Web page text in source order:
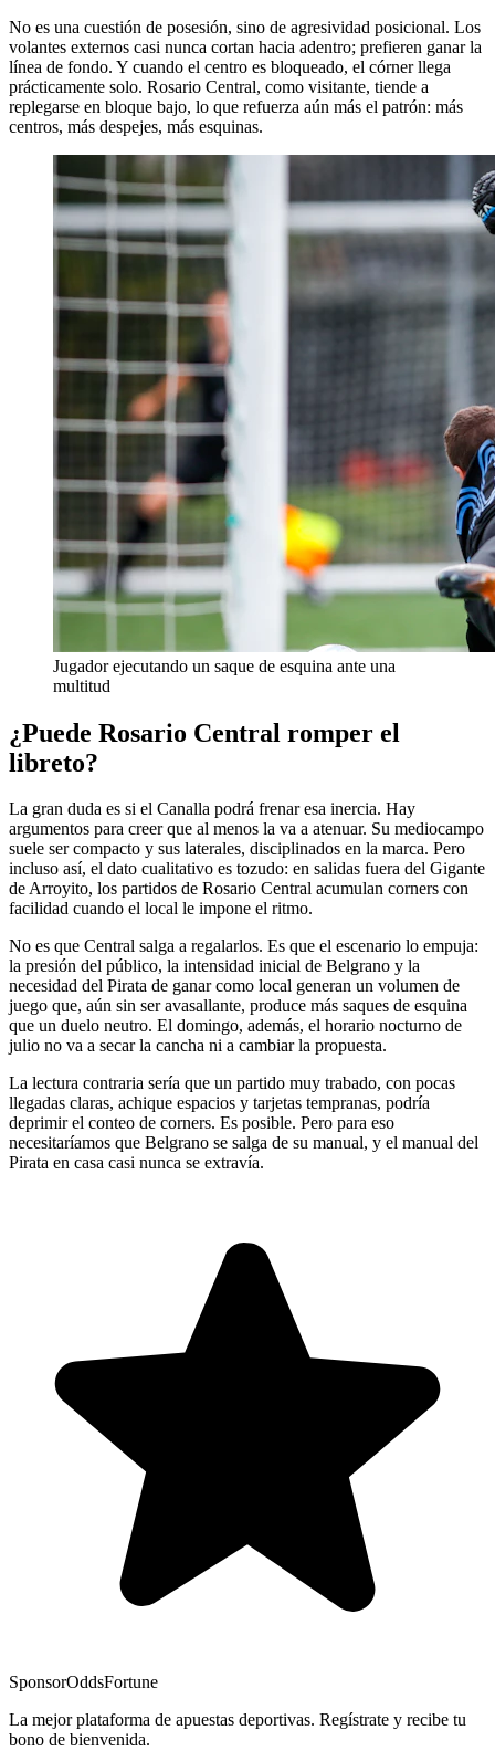
No es una cuestión de posesión, sino de agresividad posicional. Los
volantes externos casi nunca cortan hacia adentro; prefieren ganar la
línea de fondo. Y cuando el centro es bloqueado, el córner llega
prácticamente solo. Rosario Central, como visitante, tiende a
replegarse en bloque bajo, lo que refuerza aún más el patrón: más
centros, más despejes, más esquinas.
Jugador ejecutando un saque de esquina ante una
multitud
¿Puede Rosario Central romper el
libreto?
La gran duda es si el Canalla podrá frenar esa inercia. Hay
argumentos para creer que al menos la va a atenuar. Su mediocampo
suele ser compacto y sus laterales, disciplinados en la marca. Pero
incluso así, el dato cualitativo es tozudo: en salidas fuera del Gigante
de Arroyito, los partidos de Rosario Central acumulan corners con
facilidad cuando el local le impone el ritmo.
No es que Central salga a regalarlos. Es que el escenario lo empuja:
la presión del público, la intensidad inicial de Belgrano y la
necesidad del Pirata de ganar como local generan un volumen de
juego que, aún sin ser avasallante, produce más saques de esquina
que un duelo neutro. El domingo, además, el horario nocturno de
julio no va a secar la cancha ni a cambiar la propuesta.
La lectura contraria sería que un partido muy trabado, con pocas
llegadas claras, achique espacios y tarjetas tempranas, podría
deprimir el conteo de corners. Es posible. Pero para eso
necesitaríamos que Belgrano se salga de su manual, y el manual del
Pirata en casa casi nunca se extravía.
SponsorOddsFortune
La mejor plataforma de apuestas deportivas. Regístrate y recibe tu
bono de bienvenida.